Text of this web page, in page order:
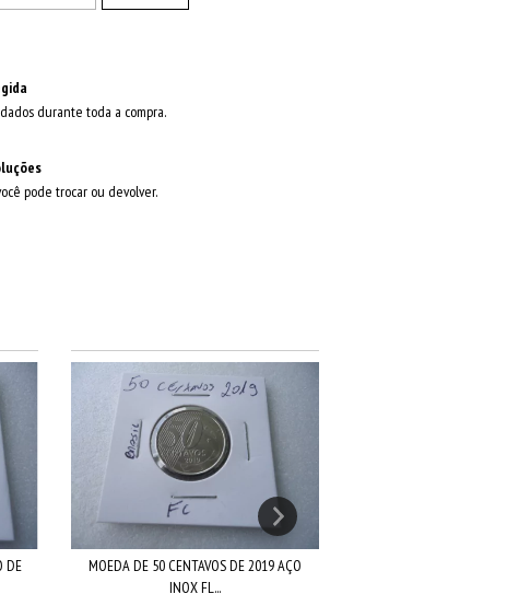
durante toda a compra.
pode trocar ou devolver.
DE
MOEDA DE 50 CENTAVOS DE 2019 AÇO
INOX FL...